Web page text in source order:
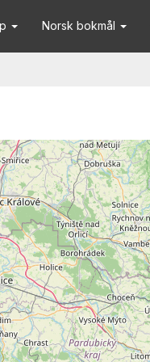
Norsk bokmål